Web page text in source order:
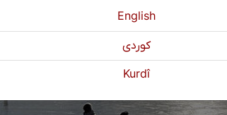
English
كوردی
Kurdî